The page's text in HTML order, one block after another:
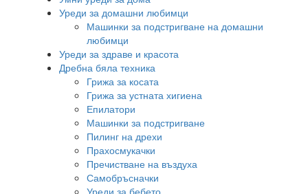
Уреди за домашни любимци
Машинки за подстригване на домашни
любимци
Уреди за здраве и красота
Дребна бяла техника
Грижа за косата
Грижа за устната хигиена
Епилатори
Машинки за подстригване
Пилинг на дрехи
Прахосмукачки
Пречистване на въздуха
Самобръсначки
Уреди за бебето